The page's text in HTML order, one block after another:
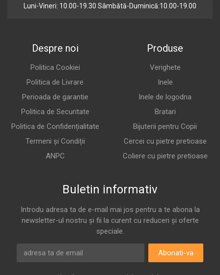
Luni-Vineri: 10.00-19.30 Sâmbătă-Duminică:10.00-19.00
Despre noi
Politica Cookiei
Politica de Livrare
Perioada de garantie
Politica de Securitate
Politica de Confidențialitate
Termeni și Condiții
ANPC
Produse
Verighete
Inele
Inele de logodna
Bratari
Bijuterii pentru Copii
Cercei cu pietre pretioase
Coliere cu pietre pretioase
Buletin informativ
Introdu adresa ta de e-mail mai jos pentru a te abona la
newsletter-ul nostru și fii la curent cu reduceri și oferte
speciale.
Abonati-va